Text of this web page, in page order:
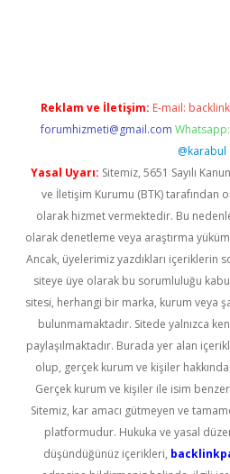
Reklam ve İletişim: E-mail:
forumhizmeti@gmail.com
@karabul
Yasal Uyarı: Sitemiz, 5651 Sayılı
ve İletişim Kurumu (BTK) tarafından
olarak hizmet vermektedir. Bu
olarak denetleme veya araştırma
Ancak, üyelerimiz yazdıkları içeriklerin
siteye üye olarak bu sorumluluğu
sitesi, herhangi bir marka, kurum veya
bulunmamaktadır. Sitede yalnızca
paylaşılmaktadır. Burada yer alan
olup, gerçek kurum ve kişiler
Gerçek kurum ve kişiler ile isim
Sitemiz, kar amacı gütmeyen ve
platformudur. Hukuka ve yasal
düşündüğünüz içerikleri,